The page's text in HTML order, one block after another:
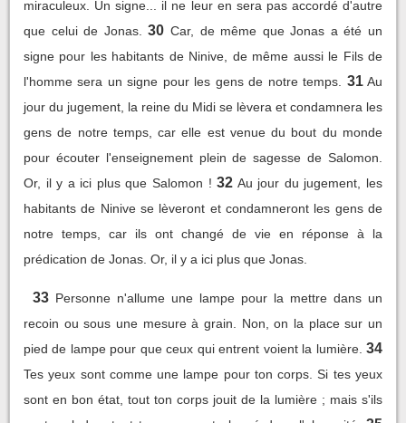
miraculeux. Un signe... il ne leur en sera pas accordé d'autre
que celui de Jonas.
30 Car, de même que Jonas a été un
signe pour les habitants de Ninive, de même aussi le Fils de
l'homme sera un signe pour les gens de notre temps.
31 Au
jour du jugement, la reine du Midi se lèvera et condamnera les
gens de notre temps, car elle est venue du bout du monde
pour écouter l'enseignement plein de sagesse de Salomon.
Or, il y a ici plus que Salomon ! 32 Au jour du jugement, les
habitants de Ninive se lèveront et condamneront les gens de
notre temps, car ils ont changé de vie en réponse à la
prédication de Jonas. Or, il y a ici plus que Jonas.
33 Personne n'allume une lampe pour la mettre dans un
recoin ou sous une mesure à grain. Non, on la place sur un
pied de lampe pour que ceux qui entrent voient la lumière. 34
Tes yeux sont comme une lampe pour ton corps. Si tes yeux
sont en bon état, tout ton corps jouit de la lumière ; mais s'ils